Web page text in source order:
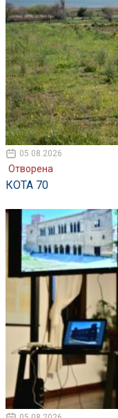
05.08.2026
Отворена
КОТА 70